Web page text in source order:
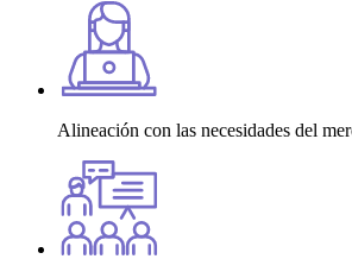
Alineación con las necesidades del